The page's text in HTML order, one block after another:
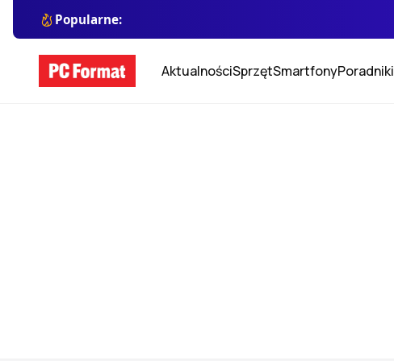
Popularne:
AktualnościSprzętSmartfonyPoradniki